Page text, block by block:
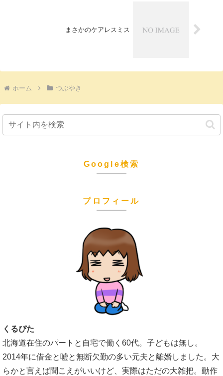
まさかのケアレスミス
ホーム つぶやき
Google検索
プロフィール
くるぴた
北海道在住のパートと自宅で働く60代。子どもは無し。
2014年に借金と嘘と無断欠勤の多い元夫と離婚しました。大
らかと言えば聞こえがいいけど、実際はただの大雑把。動作